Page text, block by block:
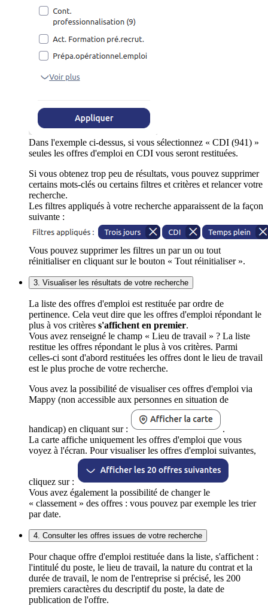
Dans l'exemple ci-dessus, si vous sélectionnez « CDI (941) »
seules les offres d'emploi en CDI vous seront restituées.
Si vous obtenez trop peu de résultats, vous pouvez supprimer
certains mots-clés ou certains filtres et critères et relancer votre
recherche.
Les filtres appliqués à votre recherche apparaissent de la façon
suivante :
Vous pouvez supprimer les filtres un par un ou tout
réinitialiser en cliquant sur le bouton « Tout réinitialiser ».
3. Visualiser les résultats de votre recherche
La liste des offres d'emploi est restituée par ordre de
pertinence. Cela veut dire que les offres d'emploi répondant le
plus à vos critères s'affichent en premier.
Vous avez renseigné le champ « Lieu de travail » ? La liste
restitue les offres répondant le plus à vos critères. Parmi
celles-ci sont d'abord restituées les offres dont le lieu de travail
est le plus proche de votre recherche.
Vous avez la possibilité de visualiser ces offres d'emploi via
Mappy (non accessible aux personnes en situation de
handicap) en cliquant sur :
.
La carte affiche uniquement les offres d'emploi que vous
voyez à l'écran. Pour visualiser les offres d'emploi suivantes,
cliquez sur :
Vous avez également la possibilité de changer le
« classement » des offres : vous pouvez par exemple les trier
par date.
4. Consulter les offres issues de votre recherche
Pour chaque offre d'emploi restituée dans la liste, s'affichent :
l'intitulé du poste, le lieu de travail, la nature du contrat et la
durée de travail, le nom de l'entreprise si précisé, les 200
premiers caractères du descriptif du poste, la date de
publication de l'offre.